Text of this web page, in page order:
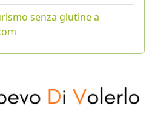
senza glutine a